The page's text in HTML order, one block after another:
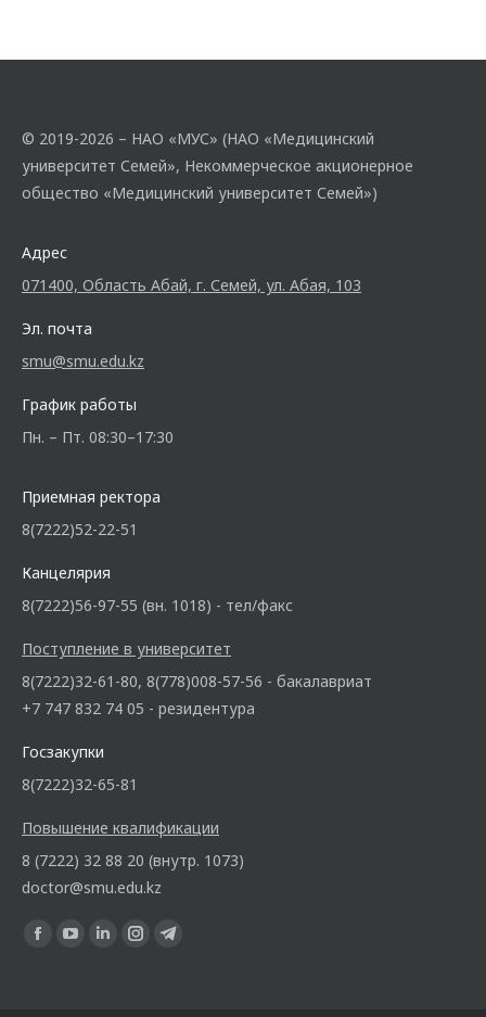
© 2019-2026 – НАО «МУС» (НАО «Медицинский
университет Семей», Некоммерческое акционерное
общество «Медицинский университет Семей»)
Адрес
071400, Область Абай, г. Семей, ул. Абая, 103
Эл. почта
smu@smu.edu.kz
График работы
Пн. – Пт. 08:30–17:30
Приемная ректора
8(7222)52-22-51
Канцелярия
8(7222)56-97-55 (вн. 1018) - тел/факс
Поступление в университет
8(7222)32-61-80, 8(778)008-57-56 - бакалавриат
+7 747 832 74 05 - резидентура
Госзакупки
8(7222)32-65-81
Повышение квалификации
8 (7222) 32 88 20 (внутр. 1073)
doctor@smu.edu.kz
Ищите нас: